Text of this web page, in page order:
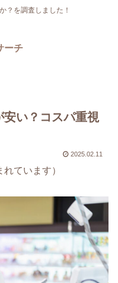
？を調査しました！
ーチ
安い？コスパ重視
2025.02.11
ています）